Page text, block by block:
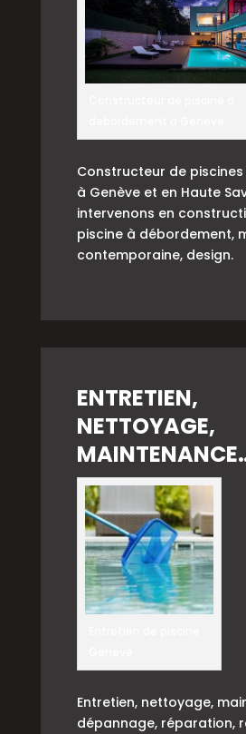
Constructeur de
à Genève et en Haute
intervenons en
piscine à débordement,
contemporaine, design.
ENTRETIEN,
NETTOYAGE,
Entretien, nettoyage,
dépannage, réparation,